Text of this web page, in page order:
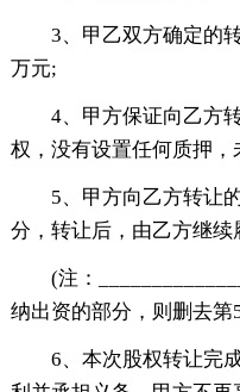
3、甲乙双方确定的
万元;
4、甲方保证向乙方
权，没有设置任何质押，
5、甲方向乙方转让
分，转让后，由乙方继续
(注：
纳出资的部分，则删去第
6、本次股权转让完